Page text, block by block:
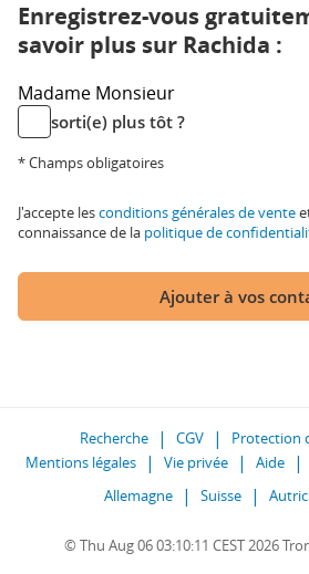
Enregistrez-vous
savoir plus sur Rachida :
Madame Monsieur
sorti(e) plus tôt ?
* Champs obligatoires
J'accepte lesconditions générales de vente
connaissance de la politique de
Ajouter à vos
Recherche CGV
Protection
Mentions légales
Vie privée Aide
Allemagne
Suisse
© Thu Aug 06 03:10:11 CEST 2026